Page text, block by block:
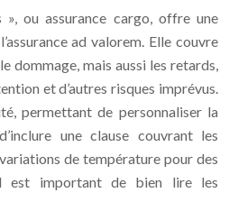
», ou assurance cargo, offre une
ad valorem. Elle couvre
dommage, mais aussi les retards,
et d’autres risques imprévus.
permettant de personnaliser la
une clause couvrant les
de température pour des
est important de bien lire les